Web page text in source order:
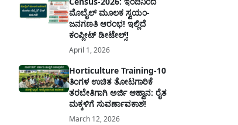
ಮೊಬೈಲ್ ಮೂಲಕ ಸ್ವಯಂ-
ಜನಗಣತಿ ಆರಂಭ! ಇಲ್ಲಿದೆ
ಕಂಪ್ಲೀಟ್ ಡೀಟೇಲ್ಸ್!
April 1, 2026
Horticulture Training-10
ತಿಂಗಳ ಉಚಿತ ತೋಟಗಾರಿಕೆ
ತರಬೇತಿಗಾಗಿ ಅರ್ಜಿ ಆಹ್ವಾನ: ರೈತ
ಮಕ್ಕಳಿಗೆ ಸುವರ್ಣಾವಕಾಶ!
March 12, 2026